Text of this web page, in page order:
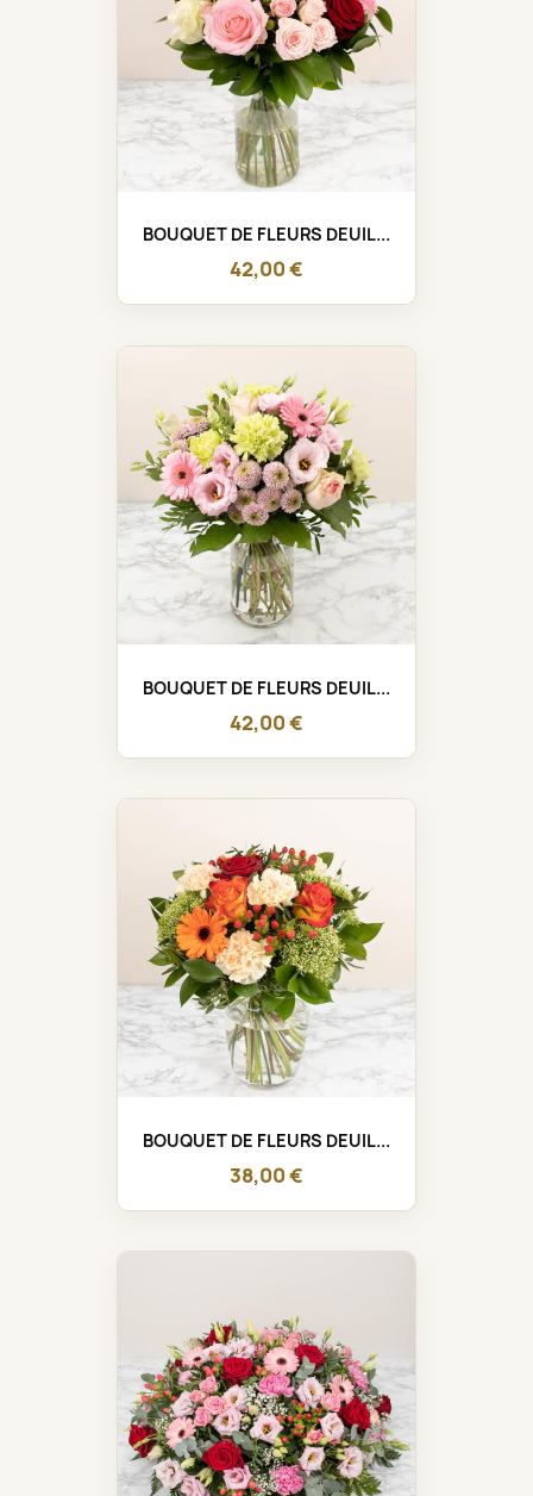
BOUQUET DE FLEURS DEUIL...
42,00 €
BOUQUET DE FLEURS DEUIL...
42,00 €
BOUQUET DE FLEURS DEUIL...
38,00 €